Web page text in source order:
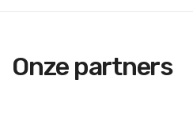
Onze partners